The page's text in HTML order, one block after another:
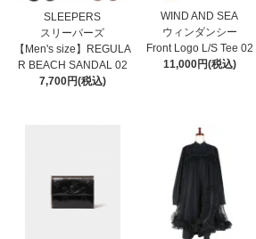
SLEEPERS
スリーパーズ
【Men's size】REGULA
R BEACH SANDAL 02
7,700円(税込)
WIND AND SEA
ウィンダンシー
Front Logo L/S Tee 02
11,000円(税込)